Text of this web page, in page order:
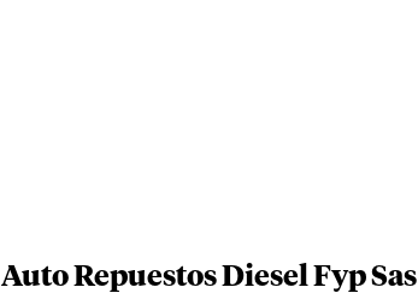
Auto Repuestos Diesel Fyp Sas